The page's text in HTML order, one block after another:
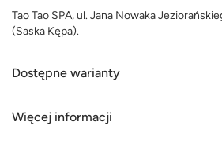
Tao Tao SPA, ul. Jana Nowaka
(Saska Kępa).
Dostępne warianty
Więcej informacji